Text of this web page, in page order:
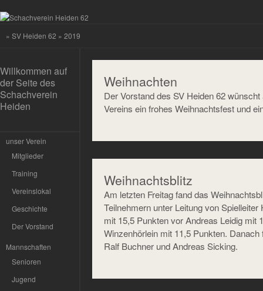
» SV Heiden 62 » 2019
Willkommen auf
der Seite des
Schachverein
Heiden
unser Verein
Mitglieder
Training
Vereinslokal
Geschichte
Der Vorstand
Mannschaften
Senioren
Jugend
Weihnachten
Der Vorstand des SV Heiden 62
Vereins ein frohes Weihnachtsfest und
Weihnachtsblitz
Am letzten Freitag fand das
Teilnehmern unter Leitung von
mit 15,5 Punkten vor Andreas Leidig mit
Winzenhörlein mit 11,5 Punkten.
Ralf Buchner und Andreas Sicking.